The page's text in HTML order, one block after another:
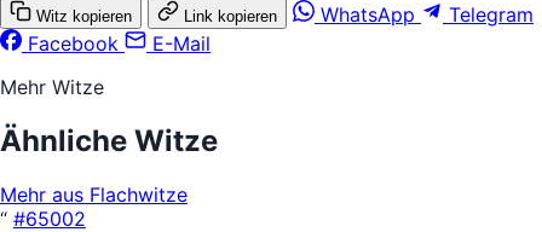
Witz kopieren Link kopieren WhatsApp
Telegram
Facebook
E-Mail
Mehr Witze
Ähnliche Witze
Mehr aus Flachwitze
“ #65002